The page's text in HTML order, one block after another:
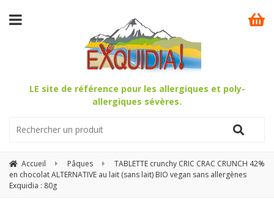
LE site de référence pour les allergiques et poly-
allergiques sévères.
Accueil Pâques
TABLETTE crunchy CRIC CRAC CRUNCH 42%
en chocolat ALTERNATIVE au lait (sans lait) BIO vegan sans allergènes
Exquidia : 80g